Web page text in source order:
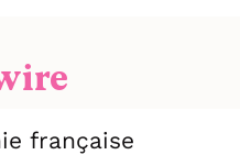
française